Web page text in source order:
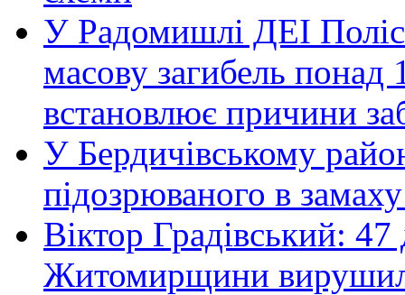
У Радомишлі ДЕІ
масову загибель понад
встановлює причини
У Бердичівському
підозрюваного в
Віктор Градівський: 47
Житомирщини